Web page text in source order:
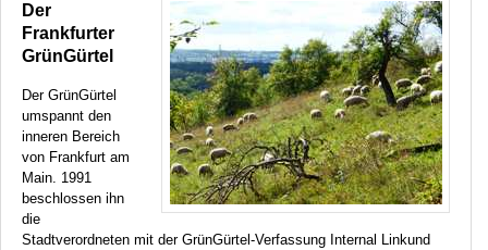
Der
Frankfurter
GrünGürtel
Der GrünGürtel
umspannt den
inneren Bereich
von Frankfurt am
Main. 1991
beschlossen ihn
die
Stadtverordneten mit der GrünGürtel-Verfassung Internal Linkund